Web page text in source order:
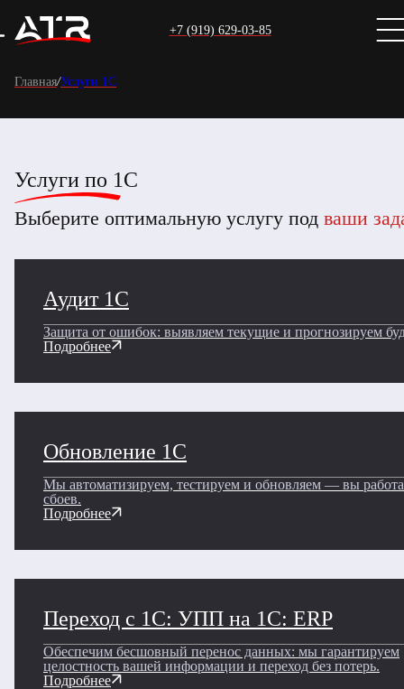
+7 (919) 629-03-85
Главная/Услуги 1С
Услуги по 1С
Выберите оптимальную услугу под ваши
Аудит 1С
Защита от ошибок: выявляем текущие и прогнозируем
Подробнее
Обновление 1С
Мы автоматизируем, тестируем и обновляем — вы
сбоев.
Подробнее
Переход с 1С: УПП на 1С: ERP
Обеспечим бесшовный перенос данных: мы гарантируем
целостность вашей информации и переход без потерь.
Подробнее